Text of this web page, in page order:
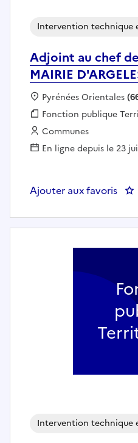
Adjoint au chef
MAIRIE
Intervention technique
Localisation :
Pyrénées Orientales
Fonction publique :
Fonction publique
Employeur :
Communes
En ligne depuis le 23
Ajouter aux favoris :
Intervention technique